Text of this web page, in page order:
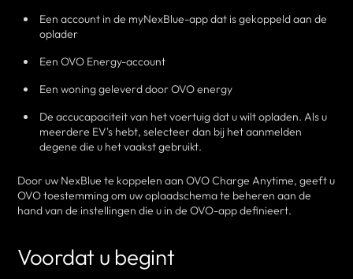
Een account in de myNexBlue-app dat is gekoppeld aan de
oplader
Een OVO Energy-account
Een woning geleverd door OVO energy
De accucapaciteit van het voertuig dat u wilt opladen. Als u
meerdere EV's hebt, selecteer dan bij het aanmelden
degene die u het vaakst gebruikt.
Door uw NexBlue te koppelen aan OVO Charge Anytime, geeft u
OVO toestemming om uw oplaadschema te beheren aan de
hand van de instellingen die u in de OVO-app definieert.
Voordat u begint